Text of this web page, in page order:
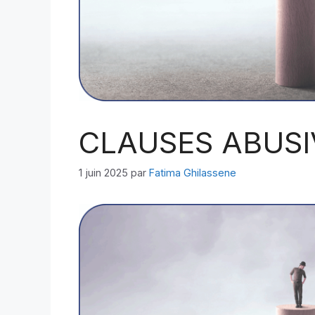
CLAUSES
1 juin 2025 par Fatima Ghilassene